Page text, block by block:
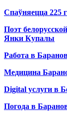
Спаўняецца 225
Поэт
Янки Купалы
Работа в
Медицина
Digital услуги в
Погода в